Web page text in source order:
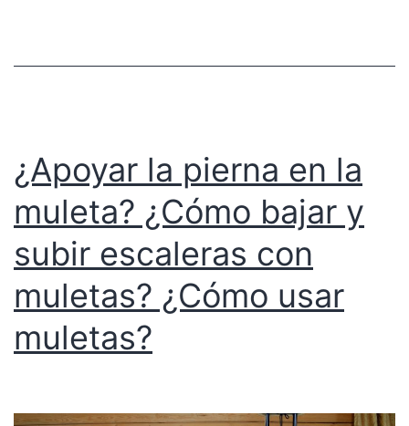
¿Apoyar la pierna en la
muleta? ¿Cómo bajar y
subir escaleras con
muletas? ¿Cómo usar
muletas?